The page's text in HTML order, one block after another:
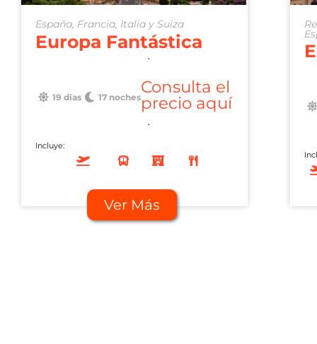
España, Francia, Italia y Suiza
Europa Fantástica
19 días 17 noches
.
Consulta el
precio aquí
.
Incluye:
Ver Más